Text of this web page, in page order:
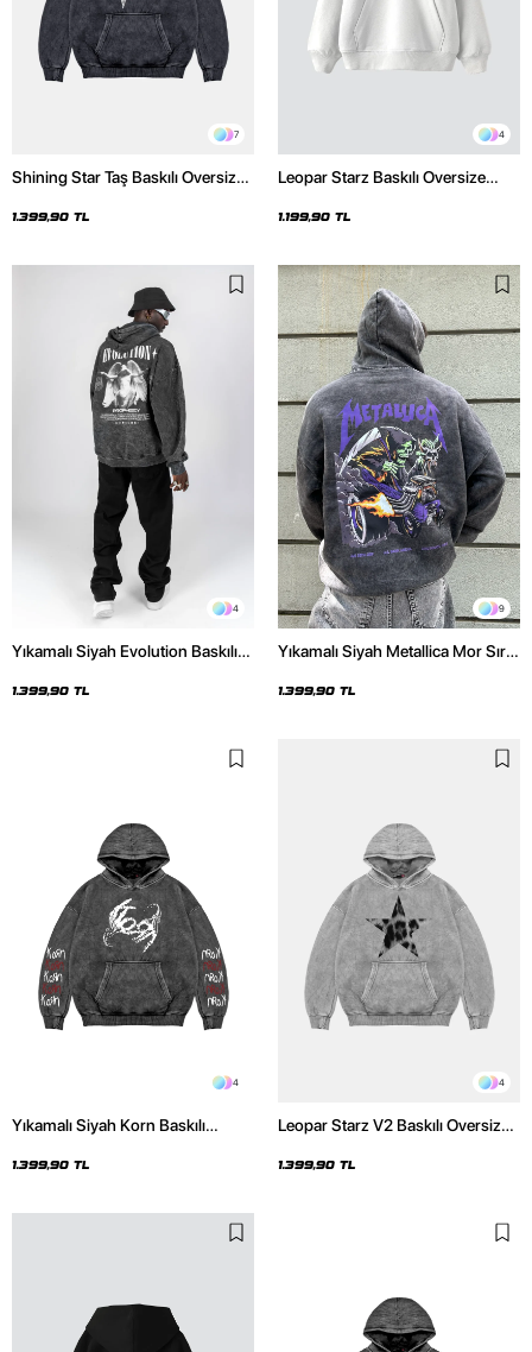
7
Shining Star Taş Baskılı Oversize
Hoodie
1.399,90 TL
4
Leopar Starz Baskılı Oversize
1.199,90 TL
4
Yıkamalı Siyah Evolution Baskılı
Hoodie
1.399,90 TL
9
Yıkamalı Siyah Metallica Mor Sırt
Hoodie
1.399,90 TL
4
Yıkamalı Siyah Korn Baskılı
1.399,90 TL
4
Leopar Starz V2 Baskılı Oversize
Hoodie
1.399,90 TL